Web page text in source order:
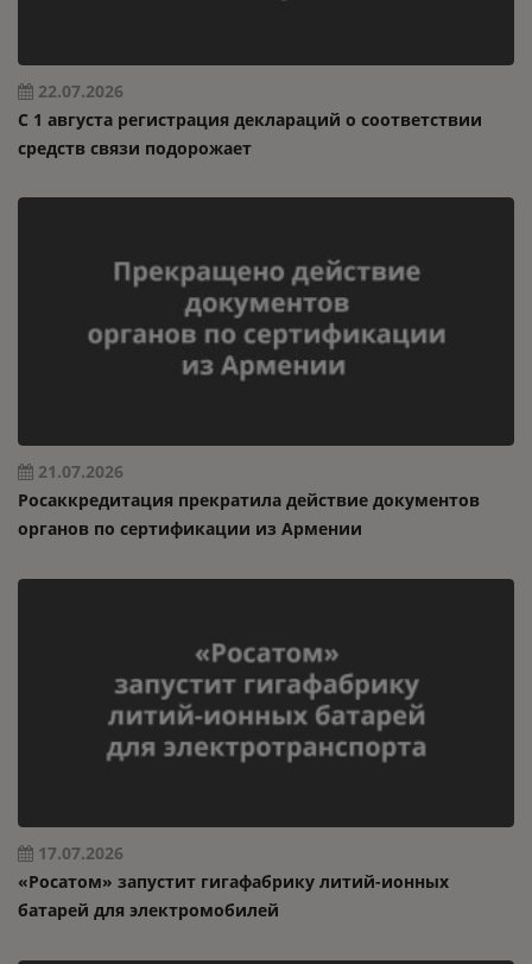
22.07.2026
C 1 августа регистрация деклараций о соответствии
средств связи подорожает
21.07.2026
Росаккредитация прекратила действие документов
органов по сертификации из Армении
17.07.2026
«Росатом» запустит гигафабрику литий-ионных
батарей для электромобилей